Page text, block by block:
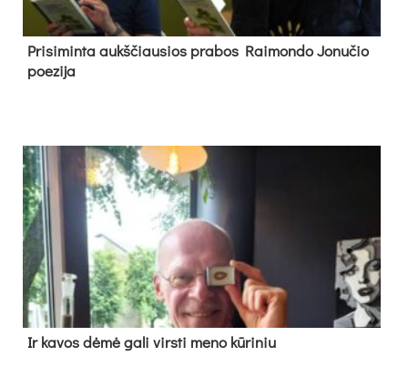
Pri­si­min­ta aukš­čiau­sios pra­bos Rai­mon­do Jo­nu­čio
poe­zi­ja
Ir ka­vos dė­mė ga­li virs­ti me­no kū­ri­niu